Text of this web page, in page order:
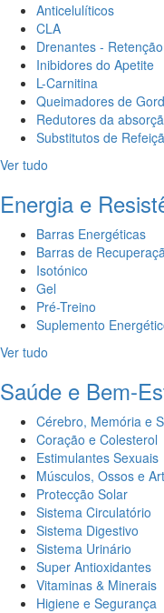
Anticelulíticos
CLA
Drenantes -
Inibidores do Apetite
L-Carnitina
Queimadores de
Redutores da
Substitutos de
Ver tudo
Energia e
Barras Energéticas
Barras de
Isotónico
Gel
Pré-Treino
Suplemento
Ver tudo
Saúde e Bem-
Cérebro, Memória e
Coração e Colesterol
Estimulantes Sexuais
Músculos, Ossos e
Protecção Solar
Sistema Circulatório
Sistema Digestivo
Sistema Urinário
Super Antioxidantes
Vitaminas & Minerais
Higiene e Segurança